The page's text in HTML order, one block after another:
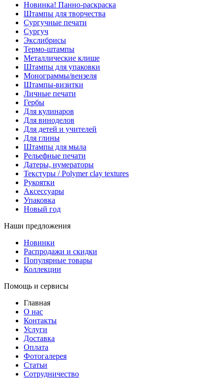
Новинка! Панно-раскраска
Штампы для творчества
Сургучные печати
Сургуч
Экслибрисы
Термо-штампы
Металлические клише
Штампы для упаковки
Монограммы/вензеля
Штампы-визитки
Личные печати
Гербы
Для кулинаров
Для виноделов
Для детей и учителей
Для глины
Штампы для мыла
Рельефные печати
Датеры, нумераторы
Текстуры / Polymer clay textures
Рукоятки
Аксессуары
Упаковка
Новый год
Наши предложения
Новинки
Распродажи и скидки
Популярные товары
Коллекции
Помощь и сервисы
Главная
О нас
Контакты
Услуги
Доставка
Оплата
Фотогалерея
Статьи
Сотрудничество